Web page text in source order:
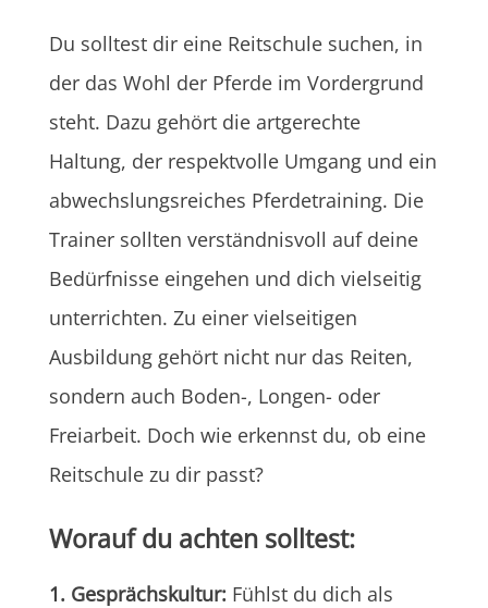
Du solltest dir eine Reitschule suchen, in
der das Wohl der Pferde im Vordergrund
steht. Dazu gehört die artgerechte
Haltung, der respektvolle Umgang und ein
abwechslungsreiches Pferdetraining. Die
Trainer sollten verständnisvoll auf deine
Bedürfnisse eingehen und dich vielseitig
unterrichten. Zu einer vielseitigen
Ausbildung gehört nicht nur das Reiten,
sondern auch Boden-, Longen- oder
Freiarbeit. Doch wie erkennst du, ob eine
Reitschule zu dir passt?
Worauf du achten solltest:
1. Gesprächskultur: Fühlst du dich als